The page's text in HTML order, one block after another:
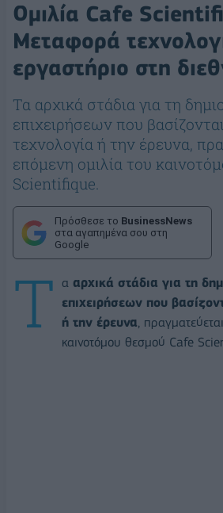
Ομιλία Cafe
Μεταφορά
εργαστήριο στη
Τα αρχικά στάδια για τη
επιχειρήσεων που
τεχνολογία ή την έρευνα,
επόμενη ομιλία του
Scientifique.
Πρόσθεσε το BusinessNews
στα αγαπημένα σου στη
Google
Τ α αρχικά στάδια για τη
επιχειρήσεων που
ή την έρευνα ,
καινοτόμου θεσμού Cafe